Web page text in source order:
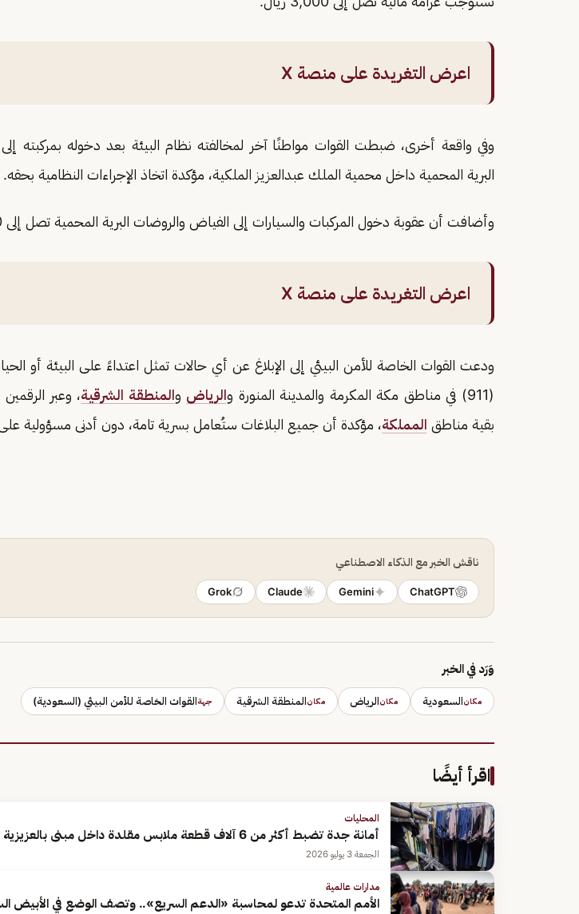
اعرض التغريدة على منصة X
وفي واقعة أخرى، ضبطت القوات مواطنًا آخر لمخالفته نظام البيئة بعد دخوله بمركبته
البرية المحمية داخل محمية الملك عبدالعزيز الملكية، مؤكدة اتخاذ الإجراءات النظامية بحقه.
وأضافت أن عقوبة دخول المركبات والسيارات إلى الفياض والروضات البرية المحمية تصل إلى 2,000 ريال.
اعرض التغريدة على منصة X
ودعت القوات الخاصة للأمن البيئي إلى الإبلاغ عن أي حالات تمثل اعتداءً على البيئة أو
(911) في مناطق مكة المكرمة والمدينة المنورة و
الرياض والمنطقة الشرقية
بقية مناطق المملكة، مؤكدة أن جميع البلاغات ستُعامل بسرية تامة، دون أدنى مسؤولية
ناقش الخبر مع الذكاء الاصطناعي
ChatGPT
Gemini
Claude
Grok
وَرَد في الخبر
مكانالسعودية مكانالرياض مكانالمنطقة الشرقية جهةالقوات الخاصة للأمن البيئي (السعودية)
اقرأ أيضًا
المحليات
أمانة جدة تضبط أكثر من 6 آلاف قطعة ملابس مقلدة داخل مبنى بالعزيزية
الجمعة 3 يوليو 2026
مدارات عالمية
الأمم المتحدة تدعو لمحاسبة «الدعم السريع».. وتصف الوضع في الأبيض